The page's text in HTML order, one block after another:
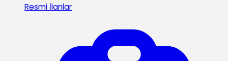
Resmi İlanlar